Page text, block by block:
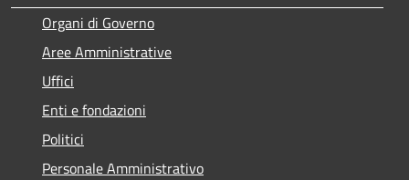
Organi di Governo
Aree Amministrative
Uffici
Enti e fondazioni
Politici
Personale Amministrativo